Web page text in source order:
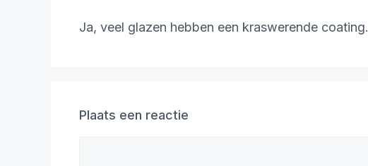
Ja, veel glazen hebben een kraswerende coating.
Plaats een reactie